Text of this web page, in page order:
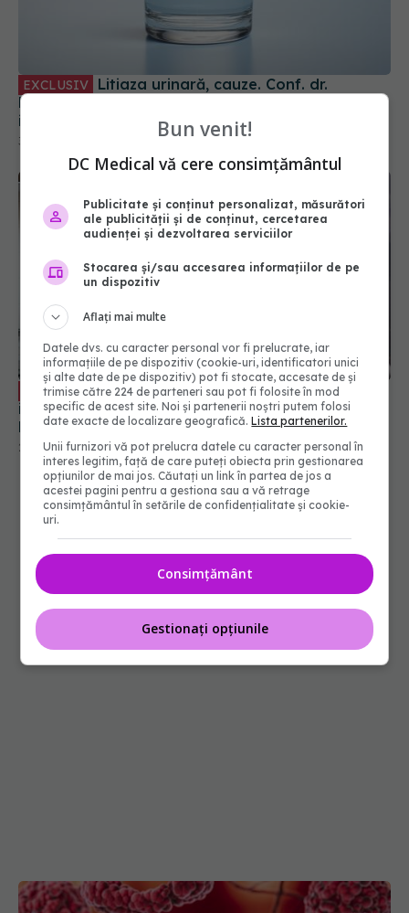
EXCLUSIV
Marcian Manu: Factorul genetic este deosebit de
important. Deshidratarea, factor principal
30 ian 2025, 17:11
EXCLUSIV Testul care pune diagnosticul de
infecție urinară. Semnul că ai o problemă.
Pârlițeanu: Opresc tot timpul pe drum să meargă
la toaletă
29 oct 2023, 22:03
Bun venit!
DC Medical vă cere consimțământul
Publicitate și conținut personalizat, măsurători
ale publicității și de conținut, cercetarea
audienței și dezvoltarea serviciilor
Stocarea și/sau accesarea informațiilor de pe
un dispozitiv
Aflați mai multe
Datele dvs. cu caracter personal vor fi prelucrate, iar
informațiile de pe dispozitiv (cookie-uri, identificatori unici
și alte date de pe dispozitiv) pot fi stocate, accesate de și
trimise către 224 de parteneri sau pot fi folosite în mod
specific de acest site. Noi și partenerii noștri putem folosi
date exacte de localizare geografică.Lista partenerilor.
Unii furnizori vă pot prelucra datele cu caracter personal în
interes legitim, față de care puteți obiecta prin gestionarea
opțiunilor de mai jos. Căutați un link în partea de jos a
acestei pagini pentru a gestiona sau a vă retrage
consimțământul în setările de confidențialitate și cookie-
uri.
Consimțământ
Gestionați opțiunile